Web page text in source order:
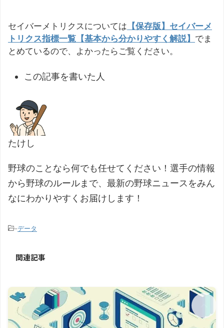
セイバーメトリクスについては 【保存版】セイバーメ
トリクス指標一覧【基本から分かりやすく解説】 でま
とめているので、よかったらご覧ください。
この記事を書いた人
たけし
野球のことなら何でも任せてください！選手の情報
から野球のルールまで、最新の野球ニュースをみん
なにわかりやすくお届けします！
-データ
関連記事